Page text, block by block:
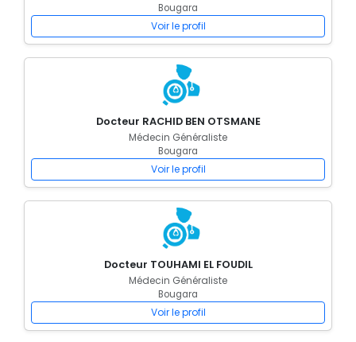
Bougara
Voir le profil
Docteur RACHID BEN OTSMANE
Médecin Généraliste
Bougara
Voir le profil
Docteur TOUHAMI EL FOUDIL
Médecin Généraliste
Bougara
Voir le profil